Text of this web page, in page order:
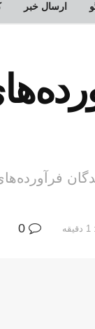
ارسال خبر